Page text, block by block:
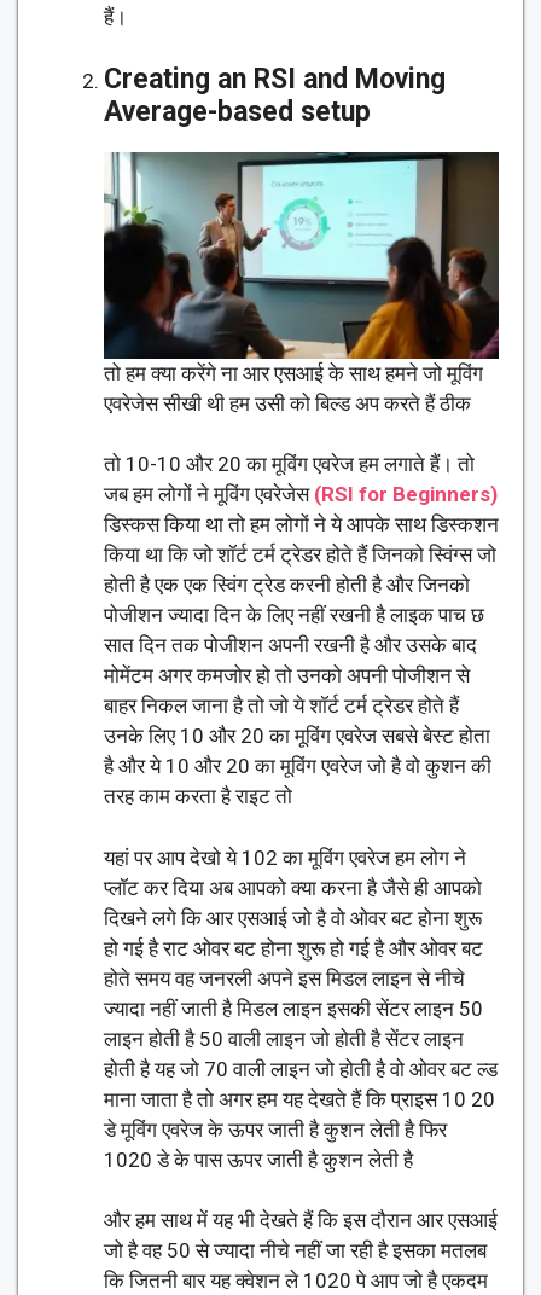
हैं।
Creating an RSI and Moving
Average-based setup
तो हम क्या करेंगे ना आर एसआई के साथ हमने जो मूविंग
एवरेजेस सीखी थी हम उसी को बिल्ड अप करते हैं ठीक
तो 10-10 और 20 का मूविंग एवरेज हम लगाते हैं। तो
जब हम लोगों ने मूविंग एवरेजेस (RSI for Beginners)
डिस्कस किया था तो हम लोगों ने ये आपके साथ डिस्कशन
किया था कि जो शॉर्ट टर्म ट्रेडर होते हैं जिनको स्विंग्स जो
होती है एक एक स्विंग ट्रेड करनी होती है और जिनको
पोजीशन ज्यादा दिन के लिए नहीं रखनी है लाइक पाच छ
सात दिन तक पोजीशन अपनी रखनी है और उसके बाद
मोमेंटम अगर कमजोर हो तो उनको अपनी पोजीशन से
बाहर निकल जाना है तो जो ये शॉर्ट टर्म ट्रेडर होते हैं
उनके लिए 10 और 20 का मूविंग एवरेज सबसे बेस्ट होता
है और ये 10 और 20 का मूविंग एवरेज जो है वो कुशन की
तरह काम करता है राइट तो
यहां पर आप देखो ये 102 का मूविंग एवरेज हम लोग ने
प्लॉट कर दिया अब आपको क्या करना है जैसे ही आपको
दिखने लगे कि आर एसआई जो है वो ओवर बट होना शुरू
हो गई है राट ओवर बट होना शुरू हो गई है और ओवर बट
होते समय वह जनरली अपने इस मिडल लाइन से नीचे
ज्यादा नहीं जाती है मिडल लाइन इसकी सेंटर लाइन 50
लाइन होती है 50 वाली लाइन जो होती है सेंटर लाइन
होती है यह जो 70 वाली लाइन जो होती है वो ओवर बट ल्ड
माना जाता है तो अगर हम यह देखते हैं कि प्राइस 10 20
डे मूविंग एवरेज के ऊपर जाती है कुशन लेती है फिर
1020 डे के पास ऊपर जाती है कुशन लेती है
और हम साथ में यह भी देखते हैं कि इस दौरान आर एसआई
जो है वह 50 से ज्यादा नीचे नहीं जा रही है इसका मतलब
कि जितनी बार यह क्वेशन ले 1020 पे आप जो है एकदम